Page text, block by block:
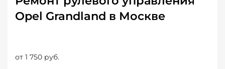
Opel Grandland в Москве
от 1 750 руб.